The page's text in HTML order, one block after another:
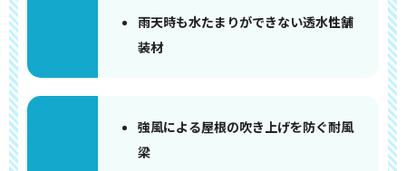
雨天時も水たまりができない透水性舗
装材
強風による屋根の吹き上げを防ぐ耐風
梁